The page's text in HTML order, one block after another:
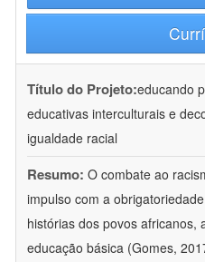
Título do Projeto:educando
educativas interculturais e
igualdade racial
Resumo: O combate ao
impulso com a
histórias dos povos
educação básica (Gomes,